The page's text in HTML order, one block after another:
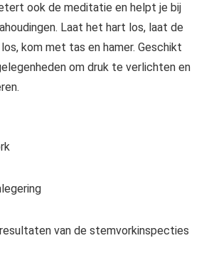
ook de meditatie en helpt je bij
Laat het hart los, laat de
kom met tas en hamer. Geschikt
om druk te verlichten en
van de stemvorkinspecties